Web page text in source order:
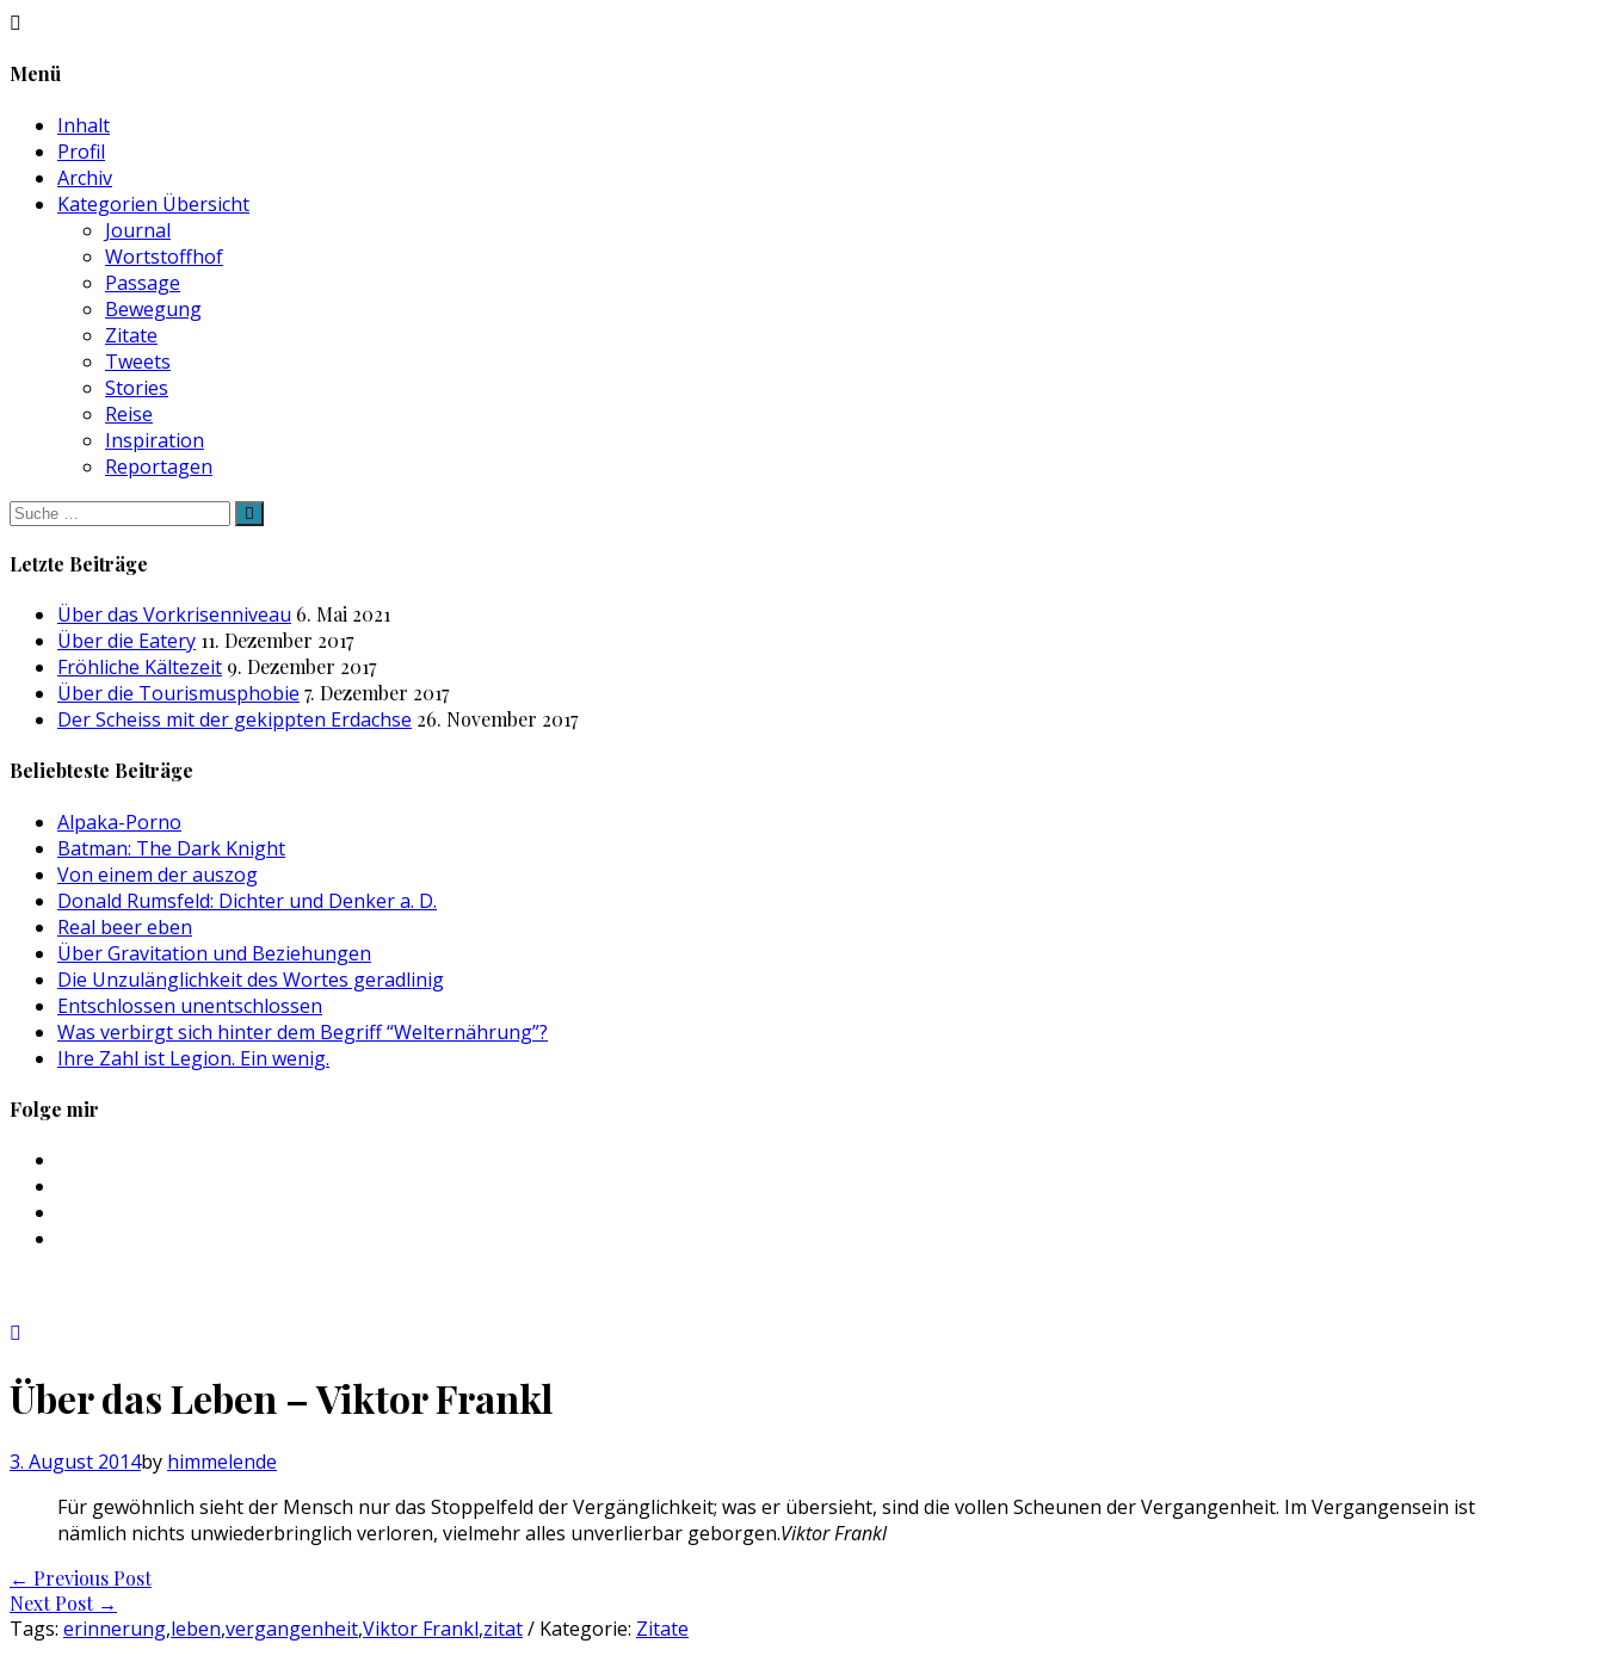
Menü
Inhalt
Profil
Archiv
Kategorien Übersicht
Journal
Wortstoffhof
Passage
Bewegung
Zitate
Tweets
Stories
Reise
Inspiration
Reportagen
Suche
nach:
Letzte Beiträge
Über das Vorkrisenniveau 6. Mai 2021
Über die Eatery 11. Dezember 2017
Fröhliche Kältezeit 9. Dezember 2017
Über die Tourismusphobie 7. Dezember 2017
Der Scheiss mit der gekippten Erdachse 26. November 2017
Beliebteste Beiträge
Alpaka-Porno
Batman: The Dark Knight
Von einem der auszog
Donald Rumsfeld: Dichter und Denker a. D.
Real beer eben
Über Gravitation und Beziehungen
Die Unzulänglichkeit des Wortes geradlinig
Entschlossen unentschlossen
Was verbirgt sich hinter dem Begriff “Welternährung”?
Ihre Zahl ist Legion. Ein wenig.
Folge mir
Über das Leben – Viktor Frankl
3. August 2014by himmelende
Für gewöhnlich sieht der Mensch nur das Stoppelfeld der Vergänglichkeit; was er übersieht, sind die vollen Scheunen der Vergangenheit. Im Vergangensein ist
nämlich nichts unwiederbringlich verloren, vielmehr alles unverlierbar geborgen.Viktor Frankl
Post
navigation
← Previous Post
Next Post →
Tags: erinnerung,leben,vergangenheit,Viktor Frankl,zitat/ Kategorie: Zitate